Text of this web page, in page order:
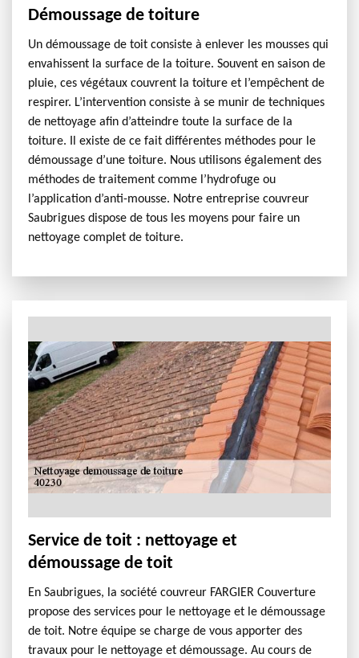
Démoussage de toiture
Un démoussage de toit consiste à enlever les mousses qui
envahissent la surface de la toiture. Souvent en saison de
pluie, ces végétaux couvrent la toiture et l’empêchent de
respirer. L’intervention consiste à se munir de techniques
de nettoyage afin d’atteindre toute la surface de la
toiture. Il existe de ce fait différentes méthodes pour le
démoussage d’une toiture. Nous utilisons également des
méthodes de traitement comme l’hydrofuge ou
l’application d’anti-mousse. Notre entreprise couvreur
Saubrigues dispose de tous les moyens pour faire un
nettoyage complet de toiture.
Service de toit : nettoyage et
démoussage de toit
En Saubrigues, la société couvreur FARGIER Couverture
propose des services pour le nettoyage et le démoussage
de toit. Notre équipe se charge de vous apporter des
travaux pour le nettoyage et démoussage. Au cours de